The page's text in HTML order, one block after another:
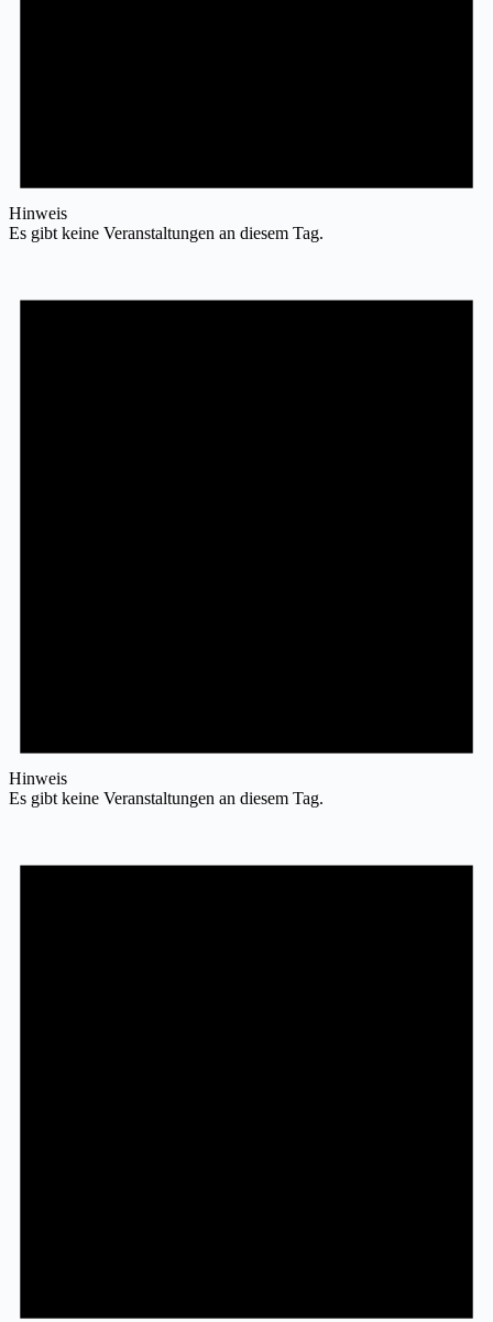
Hinweis
Es gibt keine Veranstaltungen an diesem Tag.
Hinweis
Es gibt keine Veranstaltungen an diesem Tag.